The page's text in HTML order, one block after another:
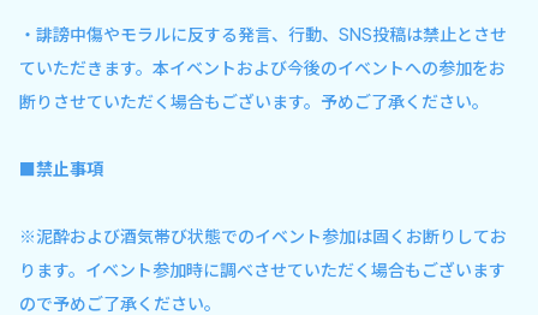
・誹謗中傷やモラルに反する発言、行動、SNS投稿は禁止とさせ
ていただきます。本イベントおよび今後のイベントへの参加をお
断りさせていただく場合もございます。予めご了承ください。
■禁止事項
※泥酔および酒気帯び状態でのイベント参加は固くお断りしてお
ります。イベント参加時に調べさせていただく場合もございます
ので予めご了承ください。